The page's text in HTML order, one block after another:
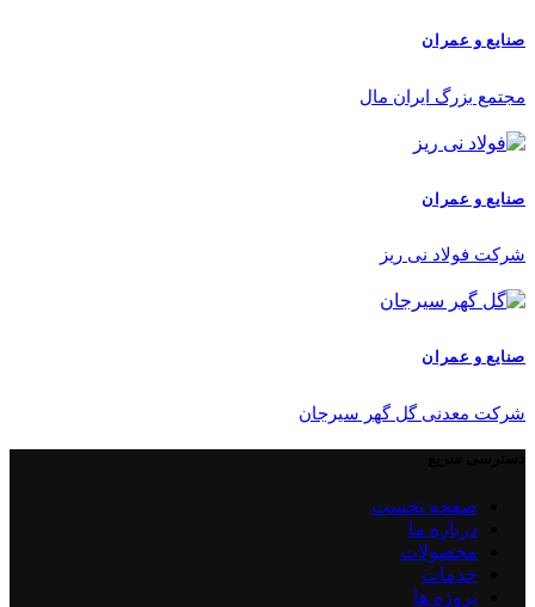
صنایع و عمران
مجتمع بزرگ ایران مال
صنایع و عمران
شرکت فولاد نی ریز
صنایع و عمران
شرکت معدنی گل گهر سیرجان
صفحه نخست
درباره ما
محصولات
خدمات
پروژه ها